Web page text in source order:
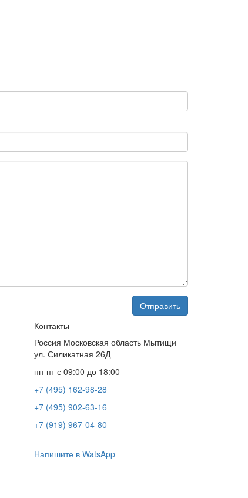
Контакты
Россия Московская область Мытищи
ул. Силикатная 26Д
пн-пт с 09:00 до 18:00
+7 (495) 162-98-28
+7 (495) 902-63-16
+7 (919) 967-04-80
Напишите в WatsApp